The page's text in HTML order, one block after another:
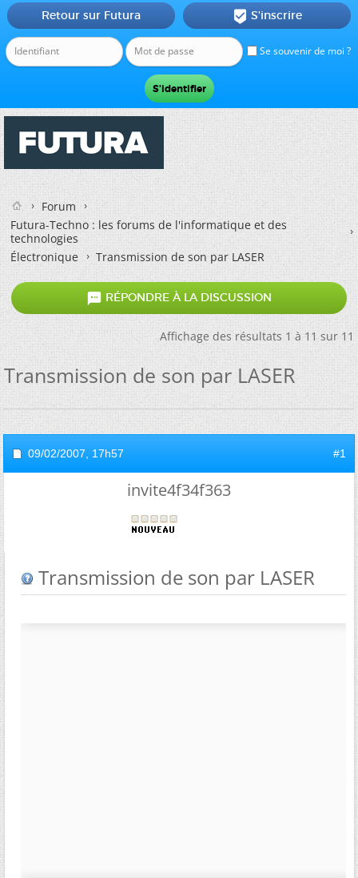
Se souvenir de moi ?
Retour sur Futura  S'inscrire
Forum
Futura-Techno : les forums de l'informatique et des
technologies
Électronique
Transmission de son par LASER
 RÉPONDRE À LA DISCUSSION
Affichage des résultats 1 à 11 sur 11
Transmission de son par LASER
09/02/2007, 17h57 #1
invite4f34f363
Transmission de son par LASER